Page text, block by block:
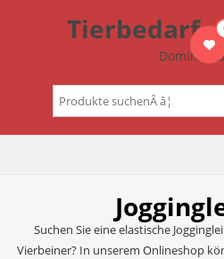
Tierbedarf
Dominik
Suchen
nach:
Suchen Sie eine elastische
Vierbeiner? In unserem Onlineshop